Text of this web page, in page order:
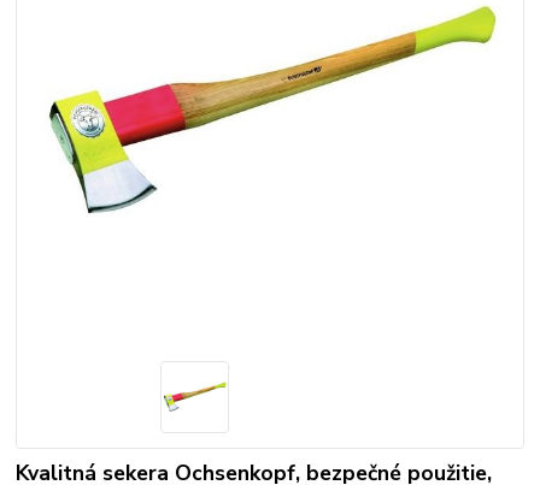
Kvalitná sekera Ochsenkopf, bezpečné použitie,